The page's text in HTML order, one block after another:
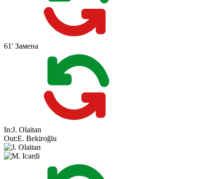
61' Замена
In:J. Olaitan
Out:E. Bekiroğlu